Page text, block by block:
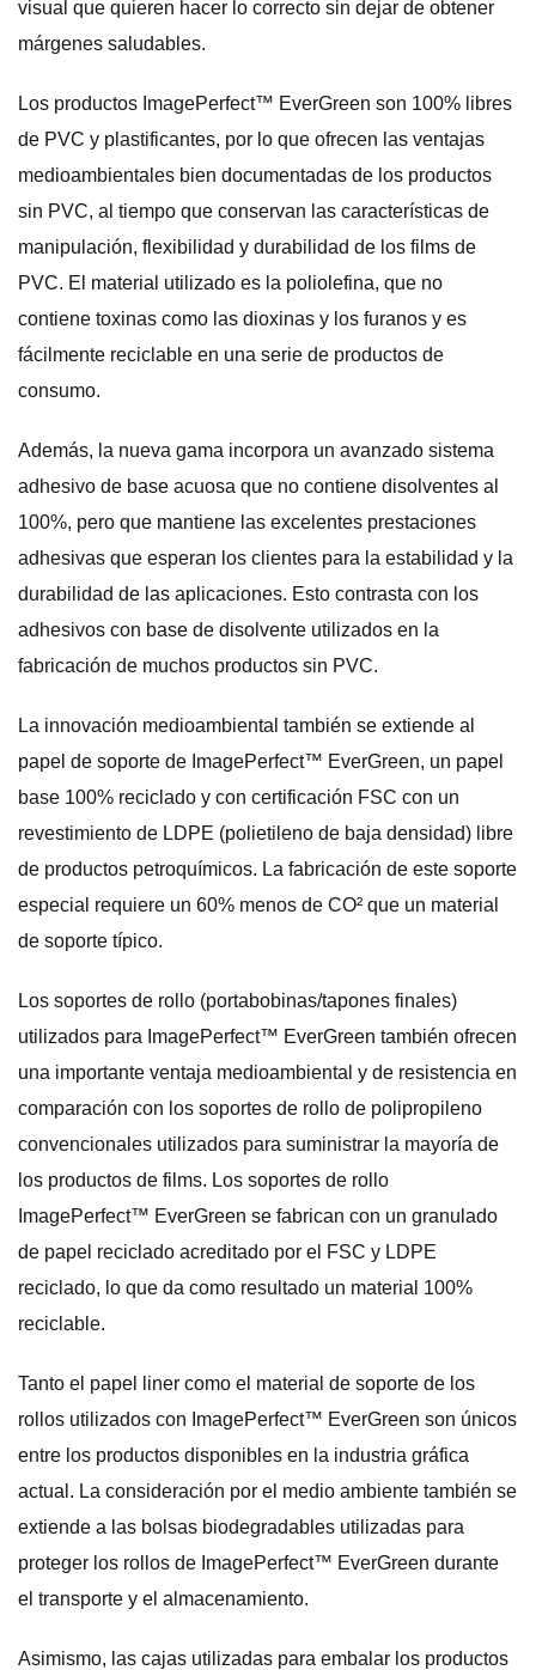
visual que quieren hacer lo correcto sin dejar de obtener
márgenes saludables.
Los productos ImagePerfect™ EverGreen son 100% libres
de PVC y plastificantes, por lo que ofrecen las ventajas
medioambientales bien documentadas de los productos
sin PVC, al tiempo que conservan las características de
manipulación, flexibilidad y durabilidad de los films de
PVC. El material utilizado es la poliolefina, que no
contiene toxinas como las dioxinas y los furanos y es
fácilmente reciclable en una serie de productos de
consumo.
Además, la nueva gama incorpora un avanzado sistema
adhesivo de base acuosa que no contiene disolventes al
100%, pero que mantiene las excelentes prestaciones
adhesivas que esperan los clientes para la estabilidad y la
durabilidad de las aplicaciones. Esto contrasta con los
adhesivos con base de disolvente utilizados en la
fabricación de muchos productos sin PVC.
La innovación medioambiental también se extiende al
papel de soporte de ImagePerfect™ EverGreen, un papel
base 100% reciclado y con certificación FSC con un
revestimiento de LDPE (polietileno de baja densidad) libre
de productos petroquímicos. La fabricación de este soporte
especial requiere un 60% menos de CO² que un material
de soporte típico.
Los soportes de rollo (portabobinas/tapones finales)
utilizados para ImagePerfect™ EverGreen también ofrecen
una importante ventaja medioambiental y de resistencia en
comparación con los soportes de rollo de polipropileno
convencionales utilizados para suministrar la mayoría de
los productos de films. Los soportes de rollo
ImagePerfect™ EverGreen se fabrican con un granulado
de papel reciclado acreditado por el FSC y LDPE
reciclado, lo que da como resultado un material 100%
reciclable.
Tanto el papel liner como el material de soporte de los
rollos utilizados con ImagePerfect™ EverGreen son únicos
entre los productos disponibles en la industria gráfica
actual. La consideración por el medio ambiente también se
extiende a las bolsas biodegradables utilizadas para
proteger los rollos de ImagePerfect™ EverGreen durante
el transporte y el almacenamiento.
Asimismo, las cajas utilizadas para embalar los productos